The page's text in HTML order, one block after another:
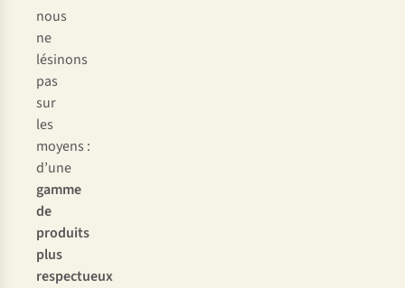
nous
ne
lésinons
pas
sur
les
moyens :
d’une
gamme
de
produits
plus
respectueux